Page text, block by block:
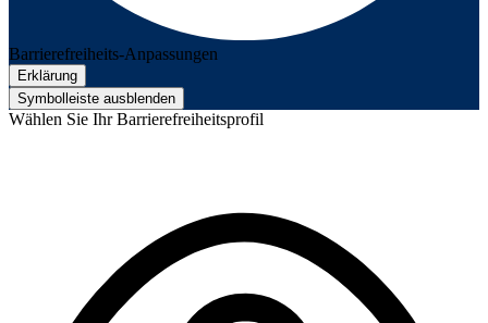
Barrierefreiheits-Anpassungen
Erklärung
Symbolleiste ausblenden
Wählen Sie Ihr Barrierefreiheitsprofil